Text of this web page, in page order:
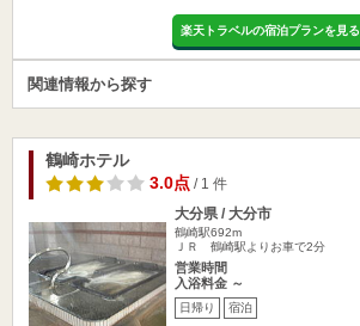
楽天トラベルの宿泊プランを見る
関連情報から探す
鶴崎ホテル
3.0点/ 1 件
大分県 / 大分市
鶴崎駅692m
ＪＲ 鶴崎駅よりお車で2分
営業時間
入浴料金 ～
日帰り 宿泊